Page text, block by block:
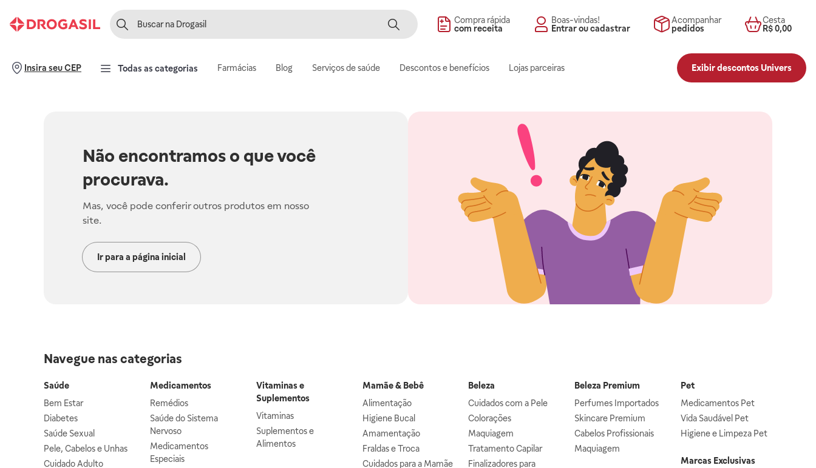
Compra rápida
com receita
Boas-vindas!
Entrar ou cadastrar
Acompanhar
pedidos
Cesta
R$ 0,00
Insira seu CEP Todas as categorias Farmácias Blog Serviços de saúde Descontos e benefícios Lojas parceiras Exibir descontos Univers
Não encontramos o que você
procurava.
Mas, você pode conferir outros produtos em nosso
site.
Ir para a página inicial
Navegue nas categorias
Saúde
Bem Estar
Diabetes
Saúde Sexual
Pele, Cabelos e Unhas
Cuidado Adulto
Medicamentos
Remédios
Saúde do Sistema
Nervoso
Medicamentos
Especiais
Vitaminas e
Suplementos
Vitaminas
Suplementos e
Alimentos
Mamãe & Bebê
Alimentação
Higiene Bucal
Amamentação
Fraldas e Troca
Cuidados para a Mamãe
Beleza
Cuidados com a Pele
Colorações
Maquiagem
Tratamento Capilar
Finalizadores para
Beleza Premium
Perfumes Importados
Skincare Premium
Cabelos Profissionais
Maquiagem
Pet
Medicamentos Pet
Vida Saudável Pet
Higiene e Limpeza Pet
Marcas Exclusivas